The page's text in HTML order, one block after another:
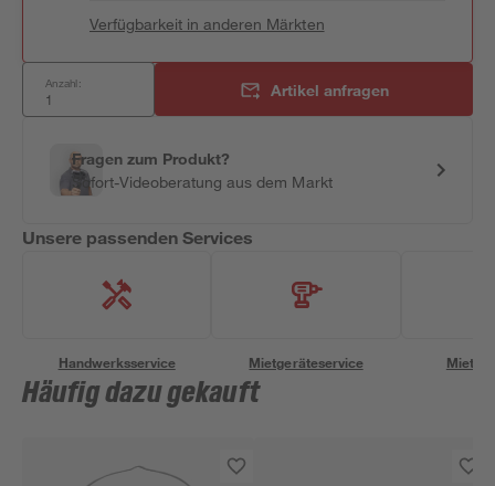
Verfügbarkeit in anderen Märkten
Anzahl: Artikel anfragen
Fragen zum Produkt?
Sofort-Videoberatung aus dem Markt
Unsere passenden Services
Handwerksservice Mietgeräteservice
Häufig dazu gekauft